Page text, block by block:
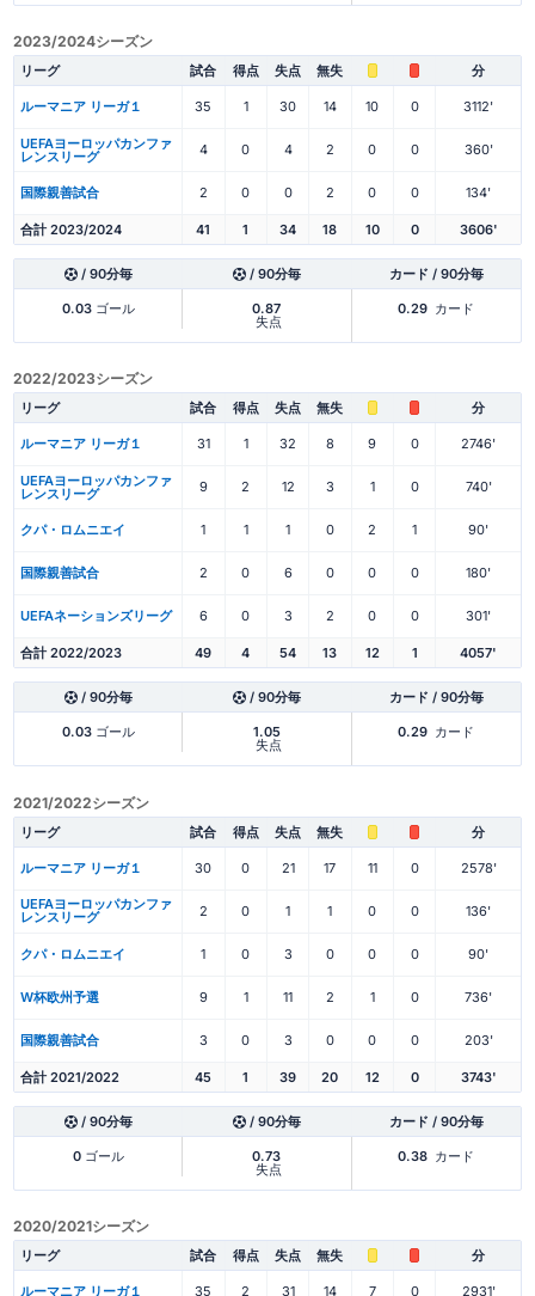
2023/2024シーズン
リーグ 試合 得点 失点 無失 分
ルーマニア リーガ１ 35 1 30 14 10 0 3112'
UEFAヨーロッパカンファ
レンスリーグ 4 0 4 2 0 0 360'
国際親善試合 2 0 0 2 0 0 134'
合計 2023/2024 41 1 34 18 10 0 3606'
/ 90分毎 / 90分毎 カード / 90分毎
0.03ゴール 0.87
失点
0.29 カード
2022/2023シーズン
リーグ 試合 得点 失点 無失 分
ルーマニア リーガ１ 31 1 32 8 9 0 2746'
UEFAヨーロッパカンファ
レンスリーグ 9 2 12 3 1 0 740'
クパ・ロムニエイ 1 1 1 0 2 1 90'
国際親善試合 2 0 6 0 0 0 180'
UEFAネーションズリーグ 6 0 3 2 0 0 301'
合計 2022/2023 49 4 54 13 12 1 4057'
/ 90分毎 / 90分毎 カード / 90分毎
0.03ゴール 1.05
失点
0.29 カード
2021/2022シーズン
リーグ 試合 得点 失点 無失 分
ルーマニア リーガ１ 30 0 21 17 11 0 2578'
UEFAヨーロッパカンファ
レンスリーグ 2 0 1 1 0 0 136'
クパ・ロムニエイ 1 0 3 0 0 0 90'
W杯欧州予選 9 1 11 2 1 0 736'
国際親善試合 3 0 3 0 0 0 203'
合計 2021/2022 45 1 39 20 12 0 3743'
/ 90分毎 / 90分毎 カード / 90分毎
0ゴール 0.73
失点
0.38 カード
2020/2021シーズン
リーグ 試合 得点 失点 無失 分
ルーマニア リーガ１ 35 2 31 14 7 0 2931'